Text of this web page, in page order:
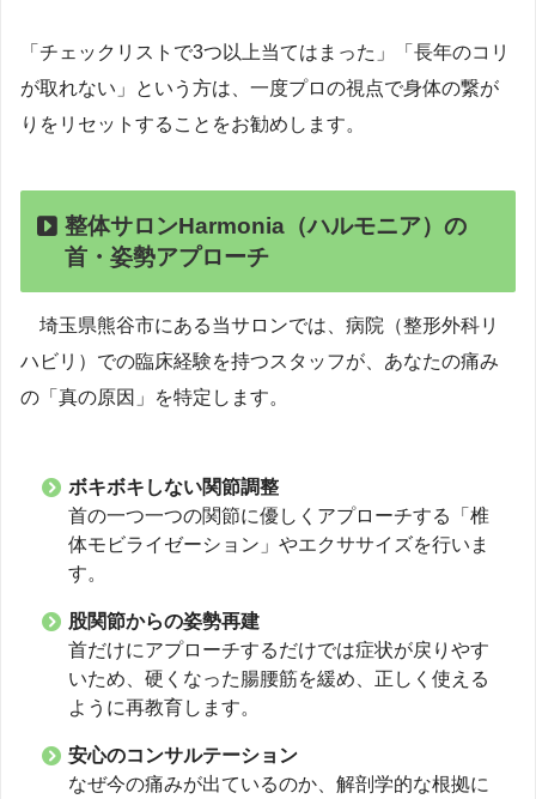
「チェックリストで3つ以上当てはまった」「長年のコリ
が取れない」という方は、一度プロの視点で身体の繋が
りをリセットすることをお勧めします。
整体サロンHarmonia（ハルモニア）の
首・姿勢アプローチ
埼玉県熊谷市にある当サロンでは、病院（整形外科リ
ハビリ）での臨床経験を持つスタッフが、あなたの痛み
の「真の原因」を特定します。
ボキボキしない関節調整
首の一つ一つの関節に優しくアプローチする「椎
体モビライゼーション」やエクササイズを行いま
す。
股関節からの姿勢再建
首だけにアプローチするだけでは症状が戻りやす
いため、硬くなった腸腰筋を緩め、正しく使える
ように再教育します。
安心のコンサルテーション
なぜ今の痛みが出ているのか、解剖学的な根拠に